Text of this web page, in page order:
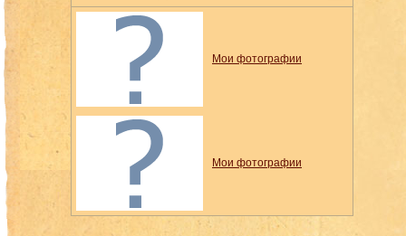
Мои фотографии
Мои фотографии